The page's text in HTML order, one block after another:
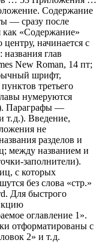
Содержание
— сразу после
как «Содержание»
начинается с
глав
New Roman, 14 пт;
шрифт,
третьего
нумеруются
Параграфы —
т. д.). Введение,
не
разделов и
между названием и
заполнители).
с которых
без слова «стр.»
Для быстрого
оглавление 1».
отформатированы с
2» и т. д.